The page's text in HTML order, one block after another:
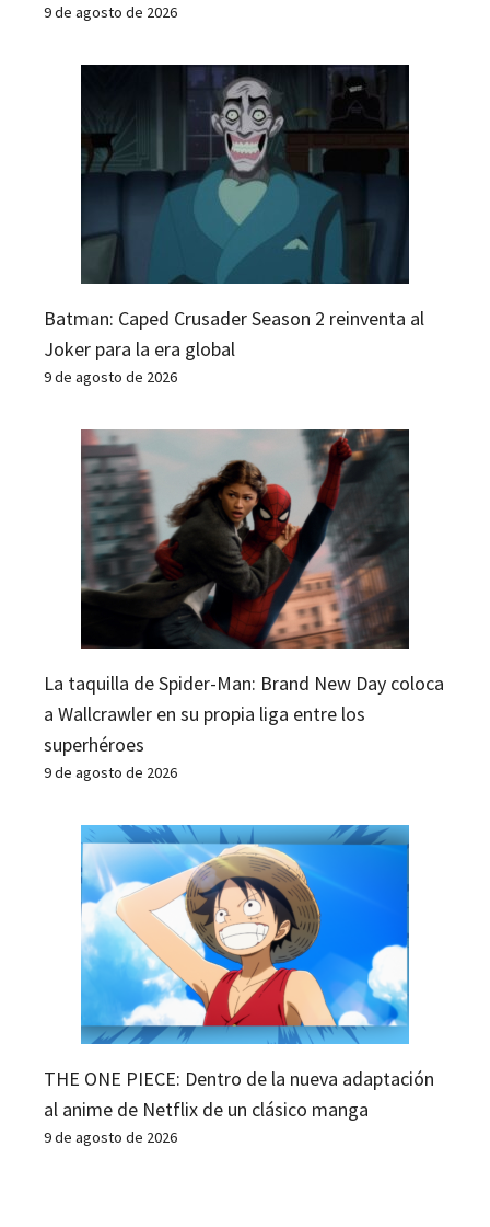
9 de agosto de 2026
Batman: Caped Crusader Season 2 reinventa al
Joker para la era global
9 de agosto de 2026
La taquilla de Spider-Man: Brand New Day coloca
a Wallcrawler en su propia liga entre los
superhéroes
9 de agosto de 2026
THE ONE PIECE: Dentro de la nueva adaptación
al anime de Netflix de un clásico manga
9 de agosto de 2026